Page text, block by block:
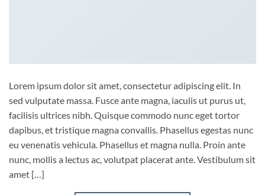
Lorem ipsum dolor sit amet, consectetur adipiscing elit. In
sed vulputate massa. Fusce ante magna, iaculis ut purus ut,
facilisis ultrices nibh. Quisque commodo nunc eget tortor
dapibus, et tristique magna convallis. Phasellus egestas nunc
eu venenatis vehicula. Phasellus et magna nulla. Proin ante
nunc, mollis a lectus ac, volutpat placerat ante. Vestibulum sit
amet […]